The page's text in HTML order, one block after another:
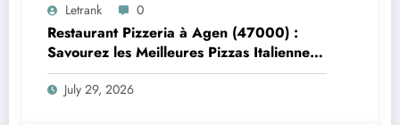
Letrank 0
Restaurant Pizzeria à Agen (47000) :
Savourez les Meilleures Pizzas Italiennes
chez Trattoria Pasta Pizza Brax
July 29, 2026